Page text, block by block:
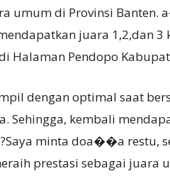
umum di Provinsi Banten.
juara 1,2,dan 3
Halaman Pendopo
dengan optimal saat
Sehingga, kembali
minta doa��a restu,
prestasi sebagai juara